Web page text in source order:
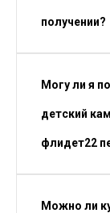
получении?
Могу ли я
детский
флидет22
Можно ли